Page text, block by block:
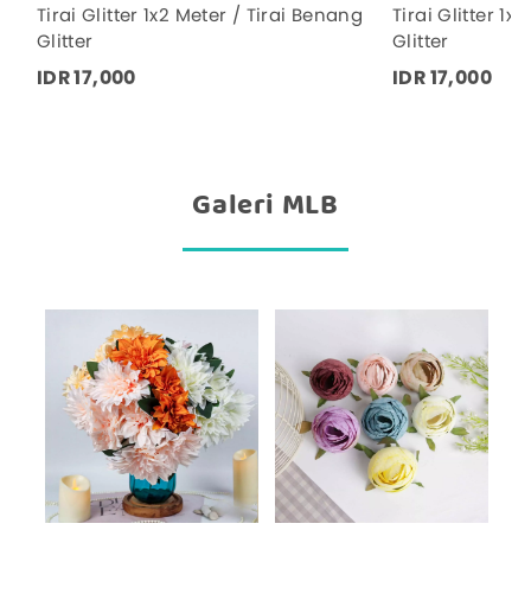
Tirai Glitter 1x2 Meter / Tirai Benang
Glitter
IDR 17,000
Tirai Glitter
Glitter
IDR 17,000
Galeri MLB